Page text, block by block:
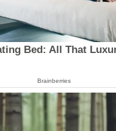
Bed: All That
Brainberries